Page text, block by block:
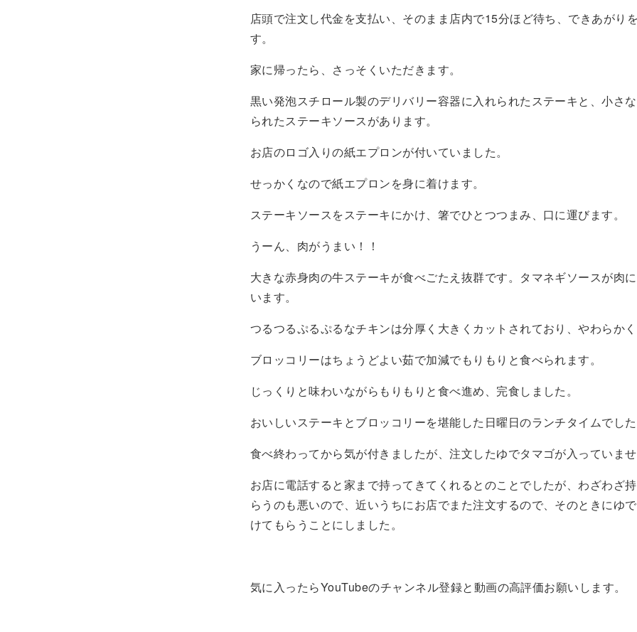
店頭で注文し代金を支払い、そのまま店内で15分ほど待ち、できあがり
す。
家に帰ったら、さっそくいただきます。
黒い発泡スチロール製のデリバリー容器に入れられたステーキと、小さ
られたステーキソースがあります。
お店のロゴ入りの紙エプロンが付いていました。
せっかくなので紙エプロンを身に着けます。
ステーキソースをステーキにかけ、箸でひとつつまみ、口に運びます。
うーん、肉がうまい！！
大きな赤身肉の牛ステーキが食べごたえ抜群です。タマネギソースが肉
います。
つるつるぷるぷるなチキンは分厚く大きくカットされており、やわらかく
ブロッコリーはちょうどよい茹で加減でもりもりと食べられます。
じっくりと味わいながらもりもりと食べ進め、完食しました。
おいしいステーキとブロッコリーを堪能した日曜日のランチタイムでした
食べ終わってから気が付きましたが、注文したゆでタマゴが入っていませ
お店に電話すると家まで持ってきてくれるとのことでしたが、わざわざ
らうのも悪いので、近いうちにお店でまた注文するので、そのときにゆ
けてもらうことにしました。
気に入ったらYouTubeのチャンネル登録と動画の高評価お願いします。